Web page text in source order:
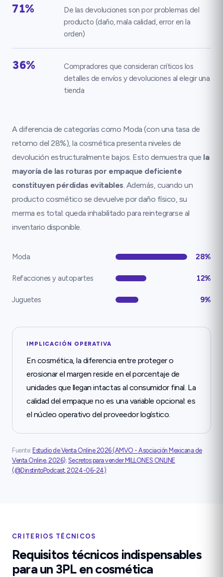
71%
De las devoluciones son por problemas del
producto (daño, mala calidad, error en la
orden)
36%
Compradores que consideran críticos los
detalles de envíos y devoluciones al elegir una
tienda
A diferencia de categorías como Moda (con una tasa de
retorno del 28%), la cosmética presenta niveles de
devolución estructuralmente bajos. Esto demuestra que la
mayoría de las roturas por empaque deficiente
constituyen pérdidas evitables . Además, cuando un
producto cosmético se devuelve por daño físico, su
merma es total: queda inhabilitado para reintegrarse al
inventario disponible.
Moda 28%
Refacciones y autopartes 12%
Juguetes 9%
IMPLICACIÓN OPERATIVA
En cosmética, la diferencia entre proteger o
erosionar el margen reside en el porcentaje de
unidades que llegan intactas al consumidor final. La
calidad del empaque no es una variable opcional: es
el núcleo operativo del proveedor logístico.
Fuente: Estudio de Venta Online 2026(AMVO - Asociación Mexicana de
Venta Online,2026); Secretos para vender MILLONES ONLINE
(@DinstintoPodcast,2024-06-24)
CRITERIOS TÉCNICOS
Requisitos técnicos indispensables
para un 3PL en cosmética